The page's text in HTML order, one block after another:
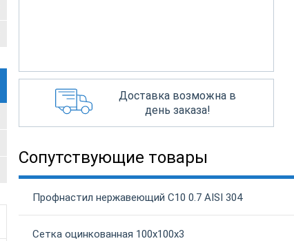
Доставка возможна в
день заказа!
Сопутствующие товары
Профнастил нержавеющий С10 0.7 AISI 304
Сетка оцинкованная 100х100х3